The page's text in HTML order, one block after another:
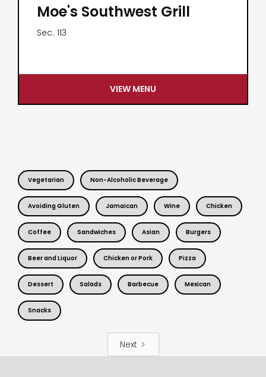
Moe's Southwest Grill
Sec. 113
VIEW MENU
Vegetarian Non-Alcoholic Beverage
Avoiding Gluten Jamaican Wine Chicken
Coffee Sandwiches Asian Burgers
Beer and Liquor Chicken or Pork Pizza
Dessert Salads Barbecue Mexican
Snacks
Next